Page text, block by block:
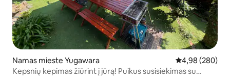
Namas mieste Yugawara Vidutinis
4,98 (280)
Kepsnių kepimas žiūrint į jūrą! Puikus susisiekimas su